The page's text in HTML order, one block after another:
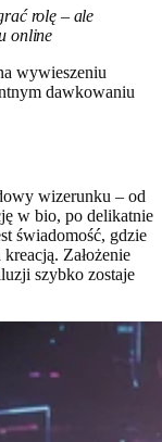
rolę – ale
online
wywieszeniu
dawkowaniu
wizerunku – od
w bio, po delikatnie
świadomość, gdzie
Założenie
szybko zostaje